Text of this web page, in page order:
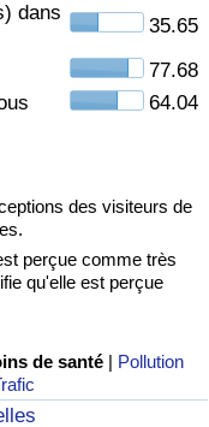
dans
35.65
77.68
64.04
des visiteurs de
perçue comme très
qu'elle est perçue
de santé | Pollution